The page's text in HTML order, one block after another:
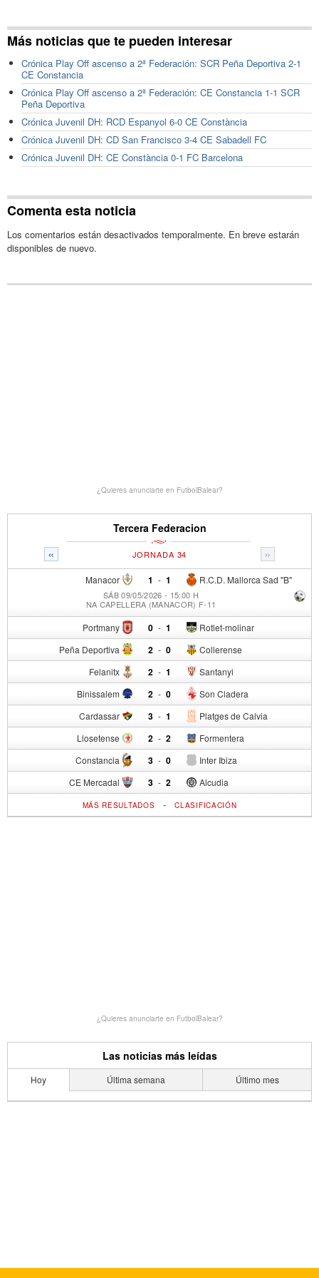
Más noticias que te pueden interesar
Crónica Play Off ascenso a 2ª Federación: SCR Peña Deportiva 2-1
CE Constancia
Crónica Play Off ascenso a 2ª Federación: CE Constancia 1-1 SCR
Peña Deportiva
Crónica Juvenil DH: RCD Espanyol 6-0 CE Constància
Crónica Juvenil DH: CD San Francisco 3-4 CE Sabadell FC
Crónica Juvenil DH: CE Constància 0-1 FC Barcelona
Comenta esta noticia
Los comentarios están desactivados temporalmente. En breve estarán
disponibles de nuevo.
¿Quieres anunciarte en FutbolBalear?
Tercera Federacion
« »
JORNADA 34
Manacor 1 - R.C.D. Mallorca Sad "B"
1
SÁB 09/05/2026 - 15:00 H
NA CAPELLERA (MANACOR) F-11
Portmany 0 - Rotlet-molinar
1
Peña Deportiva 2 - Collerense
0
Felanitx 2 - Santanyi
1
Binissalem 2 - Son Cladera
0
Cardassar 3 - Platges de Calvia
1
Llosetense 2 - Formentera
2
Constancia 3 - Inter Ibiza
0
CE Mercadal 3 - Alcudia
2
MÁS RESULTADOS -CLASIFICACIÓN
¿Quieres anunciarte en FutbolBalear?
Las noticias más leídas
Hoy Última semana Último mes